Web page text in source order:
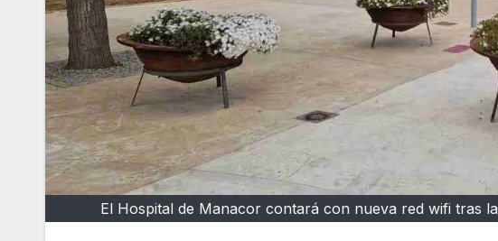
El Hospital de Manacor contará con nueva red wifi tras